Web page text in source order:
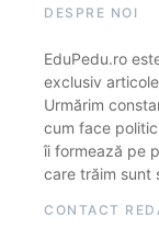
DESPRE NOI
EduPedu.ro
exclusiv
Urmărim
cum face
îi formează pe
care trăim sunt
CONTACT